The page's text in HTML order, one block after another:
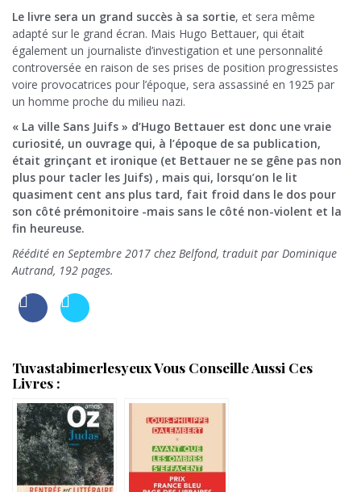
Le livre sera un grand succès à sa sortie, et sera même
adapté sur le grand écran. Mais Hugo Bettauer, qui était
également un journaliste d’investigation et une personnalité
controversée en raison de ses prises de position progressistes
voire provocatrices pour l’époque, sera assassiné en 1925 par
un homme proche du milieu nazi.
« La ville Sans Juifs » d’Hugo Bettauer est donc une vraie
curiosité, un ouvrage qui, à l’époque de sa publication,
était grinçant et ironique (et Bettauer ne se gêne pas non
plus pour tacler les Juifs) , mais qui, lorsqu’on le lit
quasiment cent ans plus tard, fait froid dans le dos pour
son côté prémonitoire -mais sans le côté non-violent et la
fin heureuse.
Réédité en Septembre 2017 chez Belfond, traduit par Dominique
Autrand, 192 pages.
Tuvastabimerlesyeux Vous Conseille Aussi Ces
Livres :